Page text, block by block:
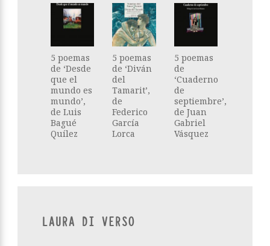
5 poemas
de ‘Desde
que el
mundo es
mundo’,
de Luis
Bagué
Quílez
5 poemas
de ‘Diván
del
Tamarit’,
de
Federico
García
Lorca
5 poemas
de
‘Cuaderno
de
septiembre’,
de Juan
Gabriel
Vásquez
LAURA DI VERSO